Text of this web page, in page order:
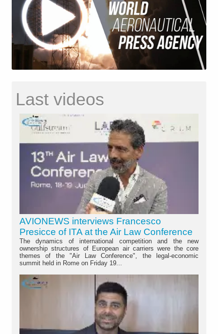
Last videos
AVIONEWS interviews Francesco
Presicce of ITA at the Air Law Conference
The dynamics of international competition and the new
ownership structures of European air carriers were the core
themes of the "Air Law Conference", the legal-economic
summit held in Rome on Friday 19...